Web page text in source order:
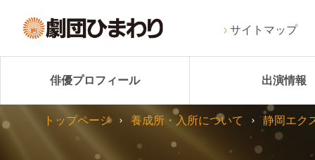
サイトマップ
俳優プロフィール 出演情報
トップページ 養成所・入所について 静岡エク